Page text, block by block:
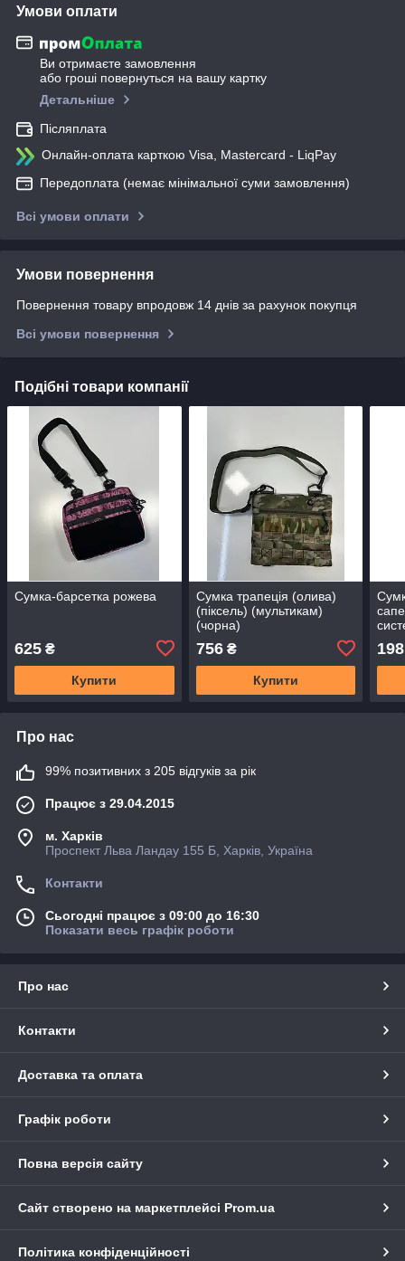
Умови оплати
Ви отримаєте замовлення
або гроші повернуться на вашу картку
Детальніше
Післяплата
Онлайн-оплата карткою Visa, Mastercard - LiqPay
Передоплата (немає мінімальної суми замовлення)
Всі умови оплати
Умови повернення
Повернення товару впродовж 14 днів за рахунок покупця
Всі умови повернення
Подібні товари компанії
Сумка-барсетка рожева
625 ₴
Купити
Сумка трапеція (олива)
(піксель) (мультикам)
(чорна)
756₴
Купити
198
Про нас
99% позитивних з 205 відгуків за рік
Працює з 29.04.2015
м. Харків
Проспект Льва Ландау 155 Б, Харків, Україна
Контакти
Сьогодні працює з 09:00 до 16:30
Показати весь графік роботи
Про нас
Контакти
Доставка та оплата
Графік роботи
Повна версія сайту
Сайт створено на маркетплейсі Prom.ua
Політика конфіденційності